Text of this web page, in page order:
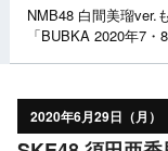
NMB48 白間美瑠ver.
「BUBKA 2020年7・
2020年6月29日（月）